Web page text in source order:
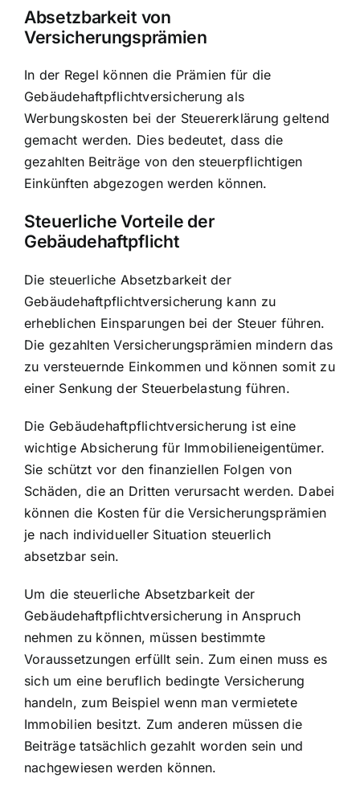
Absetzbarkeit von
Versicherungsprämien
In der Regel können die Prämien für die
Gebäudehaftpflichtversicherung als
Werbungskosten bei der Steuererklärung geltend
gemacht werden. Dies bedeutet, dass die
gezahlten Beiträge von den steuerpflichtigen
Einkünften abgezogen werden können.
Steuerliche Vorteile der
Gebäudehaftpflicht
Die steuerliche Absetzbarkeit der
Gebäudehaftpflichtversicherung kann zu
erheblichen Einsparungen bei der Steuer führen.
Die gezahlten Versicherungsprämien mindern das
zu versteuernde Einkommen und können somit zu
einer Senkung der Steuerbelastung führen.
Die Gebäudehaftpflichtversicherung ist eine
wichtige Absicherung für Immobilieneigentümer.
Sie schützt vor den finanziellen Folgen von
Schäden, die an Dritten verursacht werden. Dabei
können die Kosten für die Versicherungsprämien
je nach individueller Situation steuerlich
absetzbar sein.
Um die steuerliche Absetzbarkeit der
Gebäudehaftpflichtversicherung in Anspruch
nehmen zu können, müssen bestimmte
Voraussetzungen erfüllt sein. Zum einen muss es
sich um eine beruflich bedingte Versicherung
handeln, zum Beispiel wenn man vermietete
Immobilien besitzt. Zum anderen müssen die
Beiträge tatsächlich gezahlt worden sein und
nachgewiesen werden können.